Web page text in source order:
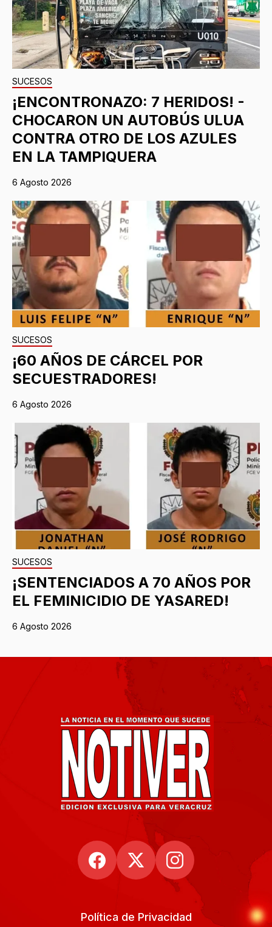
SUCESOS
¡ENCONTRONAZO: 7 HERIDOS! -
CHOCARON UN AUTOBÚS ULUA
CONTRA OTRO DE LOS AZULES
EN LA TAMPIQUERA
6 Agosto 2026
SUCESOS
¡60 AÑOS DE CÁRCEL POR
SECUESTRADORES!
6 Agosto 2026
SUCESOS
¡SENTENCIADOS A 70 AÑOS POR
EL FEMINICIDIO DE YASARED!
6 Agosto 2026
Política de Privacidad